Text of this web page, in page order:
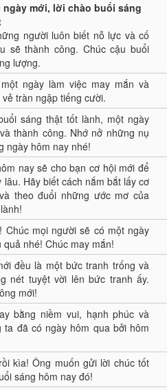
mới, lời chào buổi sáng
người luôn biết nỗ lực và cố
sẽ thành công. Chúc cậu buổi
lượng.
ngày làm việc may mắn và
tràn ngập tiếng cười.
sáng thật tốt lành, một ngày
thành công. Nhớ nở những nụ
ngày hôm nay nhé!
nay sẽ cho bạn cơ hội mới để
Hãy biết cách nắm bắt lấy cơ
theo đuổi những ước mơ của
Chúc mọi người sẽ có một ngày
nhé! Chúc may mắn!
đều là một bức tranh trống và
nét tuyệt vời lên bức tranh ấy.
mới!
bằng niềm vui, hạnh phúc và
đã có ngày hôm qua bởi hôm
kìa! Ông muốn gửi lời chúc tốt
sáng hôm nay đó!